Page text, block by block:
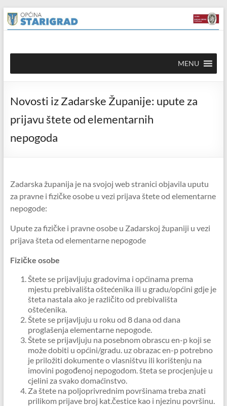
content
Skip
to
content
Općina
Starigrad
mrežna
stranica
MENU
Novosti iz Zadarske Županije: upute za
prijavu štete od elementarnih
nepogoda
Zadarska županija je na svojoj web stranici objavila uputu
za pravne i fizičke osobe u vezi prijava štete od elementarne
nepogode:
Upute za fizičke i pravne osobe u Zadarskoj županiji u vezi
prijava šteta od elementarne nepogode
Fizičke osobe
Štete se prijavljuju gradovima i općinama prema
mjestu prebivališta oštećenika ili u gradu/općini gdje je
šteta nastala ako je različito od prebivališta
oštećenika.
Štete se prijavljuju u roku od 8 dana od dana
proglašenja elementarne nepogode.
Štete se prijavljuju na posebnom obrascu en-p koji se
može dobiti u općini/gradu. uz obrazac en-p potrebno
je priložiti dokumente o vlasništvu ili korištenju na
imovini pogođenoj nepogodom. šteta se procjenjuje u
cjelini za svako domaćinstvo.
Za štete na poljoprivrednim površinama treba znati
prilikom prijave broj kat.čestice kao i njezinu površinu.